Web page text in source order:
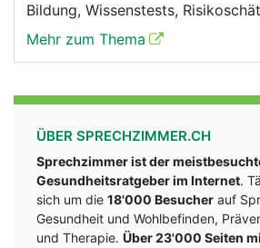
Bildung, Wissenstests,
Mehr zum Thema
ÜBER SPRECHZIMMER.CH
Sprechzimmer ist der
Gesundheitsratgeber im Internet.
sich um die 18'000 Besucher auf
Gesundheit und Wohlbefinden,
und Therapie. Über 23'000 Seiten